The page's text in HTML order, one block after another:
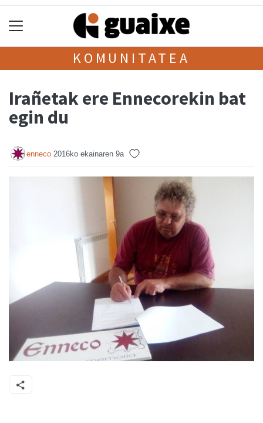
KOMUNITATEA
Irañetak ere Ennecorekin bat
egin du
enneco 2016ko ekainaren 9a